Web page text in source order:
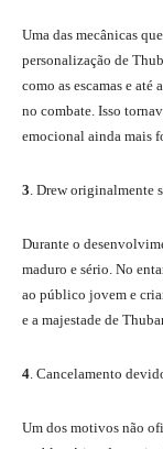
Uma das mecânicas
personalização de
como as escamas e
no combate. Isso
emocional ainda mais
3. Drew originalmente
Durante o
maduro e sério. No
ao público jovem e
e a majestade de
4. Cancelamento
Um dos motivos não